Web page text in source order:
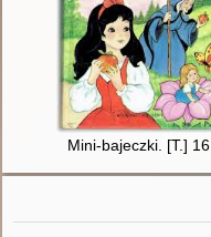
Mini-bajeczki. [T.] 16